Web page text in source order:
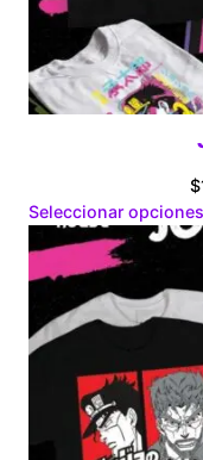
$
Seleccionar opciones